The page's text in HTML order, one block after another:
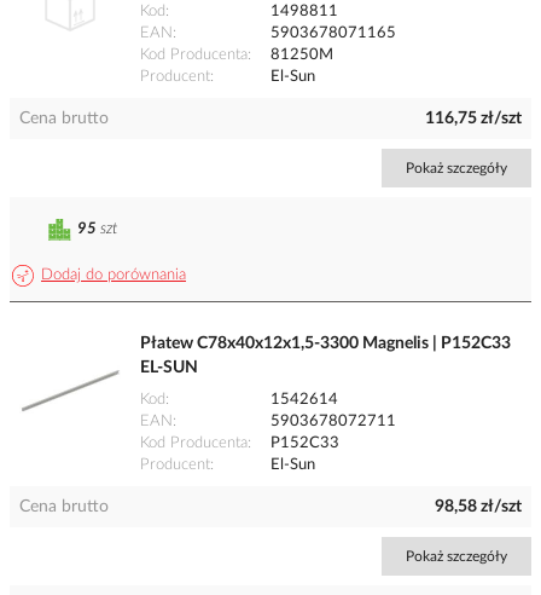
Kod
1498811
EAN
5903678071165
Kod Producenta
81250M
Producent
El-Sun
Cena brutto 116,75 zł/szt
Pokaż szczegóły
Dodaj do porównania
95 szt
Płatew C78x40x12x1,5-3300 Magnelis | P152C33
EL-SUN
Kod
1542614
EAN
5903678072711
Kod Producenta
P152C33
Producent
El-Sun
Cena brutto 98,58 zł/szt
Pokaż szczegóły